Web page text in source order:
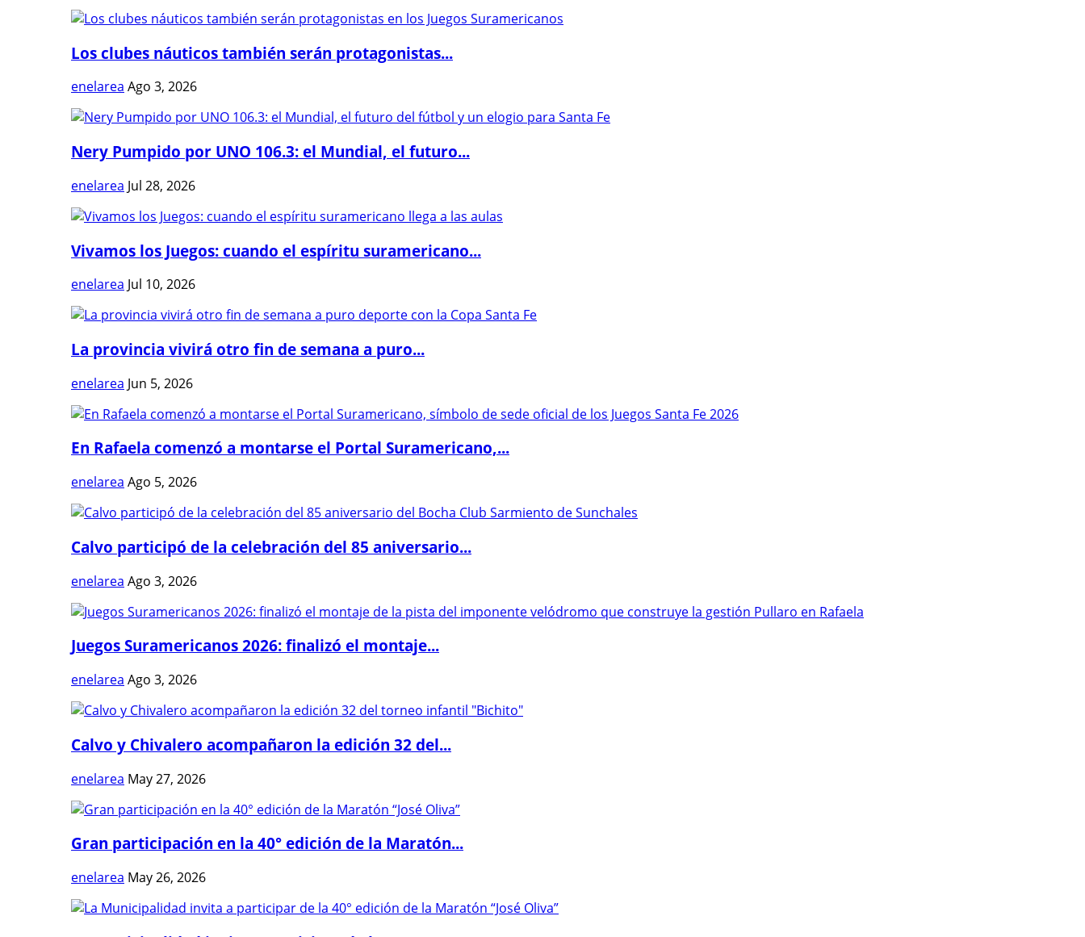
Los clubes náuticos también serán protagonistas...
enelarea Ago 3, 2026
Nery Pumpido por UNO 106.3: el Mundial, el futuro...
enelarea Jul 28, 2026
Vivamos los Juegos: cuando el espíritu suramericano...
enelarea Jul 10, 2026
La provincia vivirá otro fin de semana a puro...
enelarea Jun 5, 2026
En Rafaela comenzó a montarse el Portal Suramericano,...
enelarea Ago 5, 2026
Calvo participó de la celebración del 85 aniversario...
enelarea Ago 3, 2026
Juegos Suramericanos 2026: finalizó el montaje...
enelarea Ago 3, 2026
Calvo y Chivalero acompañaron la edición 32 del...
enelarea May 27, 2026
Gran participación en la 40° edición de la Maratón...
enelarea May 26, 2026